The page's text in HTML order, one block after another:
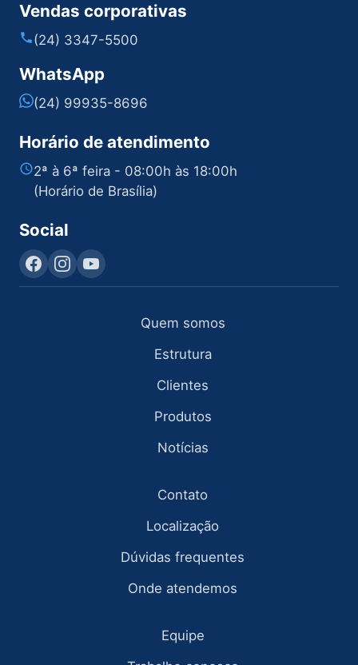
Vendas corporativas
(24) 3347-5500
WhatsApp
(24) 99935-8696
Horário de atendimento
2ª à 6ª feira - 08:00h às 18:00h
(Horário de Brasília)
Social
Quem somos
Estrutura
Clientes
Produtos
Notícias
Contato
Localização
Dúvidas frequentes
Onde atendemos
Equipe